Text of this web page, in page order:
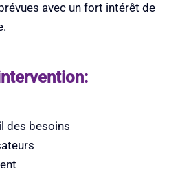
avec un fort intérêt de
des besoins